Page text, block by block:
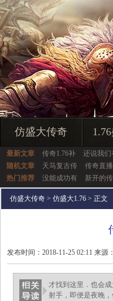
仿盛大传奇
最新文章 传奇1.76补 还说我们
随机文章
天马复古传 传奇直
热门推荐
没能成功有 新开的
仿盛大传奇 > 仿盛大1.76 > 正文
发布时间：2018-11-25 02:11 来源
才找到这里．也会
射手，即便是夜晚